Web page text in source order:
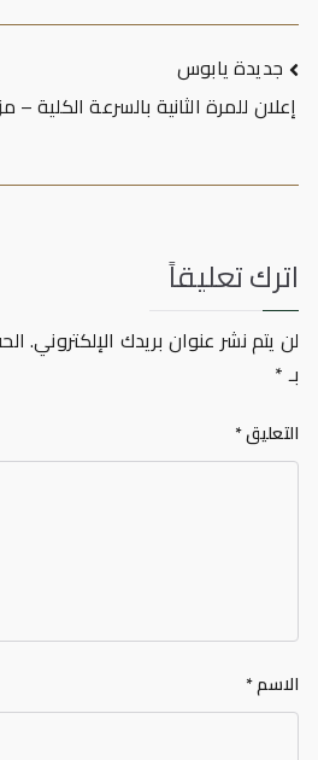
تصفّح
المقالات
جديدة يابوس
إعلان للمرة الثانية بالسرعة
اترك تعليقاً
لن يتم نشر عنوان بريدك الإلكتروني.
بـ*
التعليق*
الاسم*